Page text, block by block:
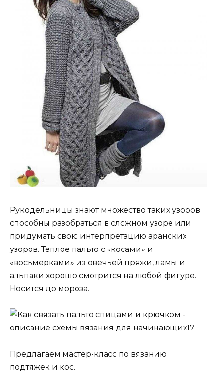
Рукодельницы знают множество таких узоров,
способны разобраться в сложном узоре или
придумать свою интерпретацию аранских
узоров. Теплое пальто с «косами» и
«восьмерками» из овечьей пряжи, ламы и
альпаки хорошо смотрится на любой фигуре.
Носится до мороза.
Предлагаем мастер-класс по вязанию
подтяжек и кос.